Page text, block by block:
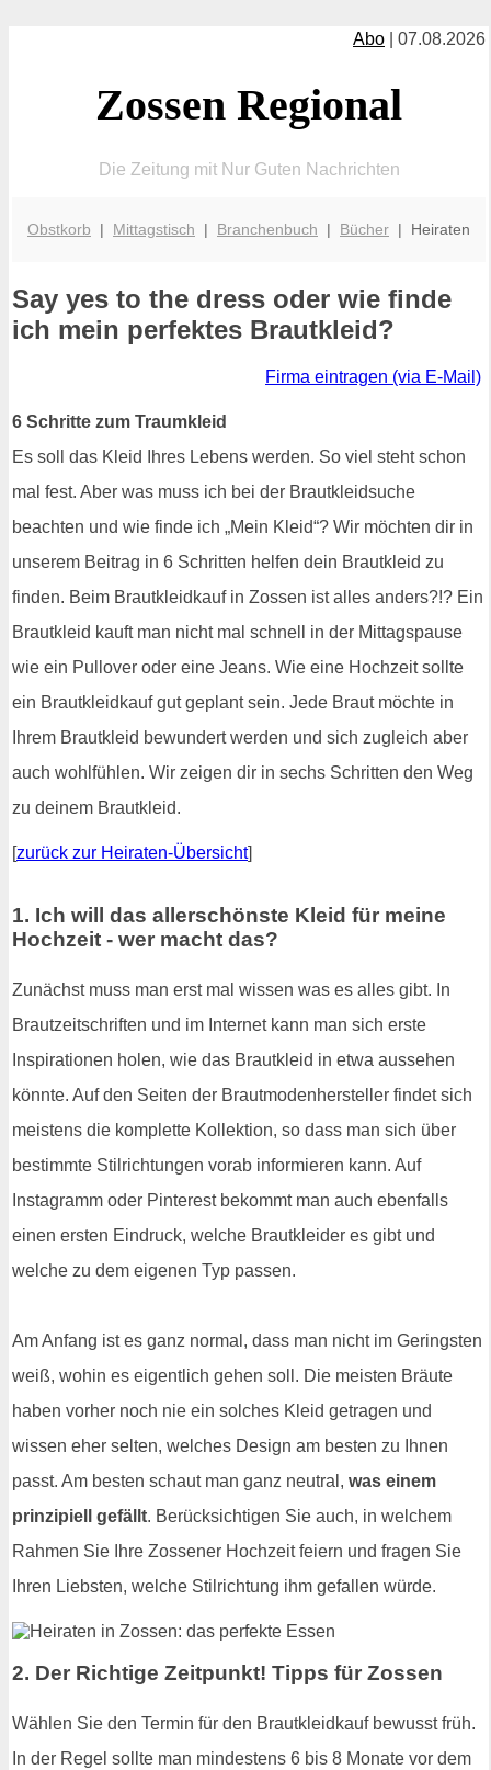
Abo | 07.08.2026
Zossen Regional
Die Zeitung mit Nur Guten Nachrichten
Obstkorb | Mittagstisch | Branchenbuch | Bücher | Heiraten
Say yes to the dress oder wie finde
ich mein perfektes Brautkleid?
Firma eintragen (via E-Mail)
6 Schritte zum Traumkleid
Es soll das Kleid Ihres Lebens werden. So viel steht schon
mal fest. Aber was muss ich bei der Brautkleidsuche
beachten und wie finde ich „Mein Kleid“? Wir möchten dir in
unserem Beitrag in 6 Schritten helfen dein Brautkleid zu
finden. Beim Brautkleidkauf in Zossen ist alles anders?!? Ein
Brautkleid kauft man nicht mal schnell in der Mittagspause
wie ein Pullover oder eine Jeans. Wie eine Hochzeit sollte
ein Brautkleidkauf gut geplant sein. Jede Braut möchte in
Ihrem Brautkleid bewundert werden und sich zugleich aber
auch wohlfühlen. Wir zeigen dir in sechs Schritten den Weg
zu deinem Brautkleid.
[zurück zur Heiraten-Übersicht]
1. Ich will das allerschönste Kleid für meine
Hochzeit - wer macht das?
Zunächst muss man erst mal wissen was es alles gibt. In
Brautzeitschriften und im Internet kann man sich erste
Inspirationen holen, wie das Brautkleid in etwa aussehen
könnte. Auf den Seiten der Brautmodenhersteller findet sich
meistens die komplette Kollektion, so dass man sich über
bestimmte Stilrichtungen vorab informieren kann. Auf
Instagramm oder Pinterest bekommt man auch ebenfalls
einen ersten Eindruck, welche Brautkleider es gibt und
welche zu dem eigenen Typ passen.
Am Anfang ist es ganz normal, dass man nicht im Geringsten
weiß, wohin es eigentlich gehen soll. Die meisten Bräute
haben vorher noch nie ein solches Kleid getragen und
wissen eher selten, welches Design am besten zu Ihnen
passt. Am besten schaut man ganz neutral, was einem
prinzipiell gefällt. Berücksichtigen Sie auch, in welchem
Rahmen Sie Ihre Zossener Hochzeit feiern und fragen Sie
Ihren Liebsten, welche Stilrichtung ihm gefallen würde.
2. Der Richtige Zeitpunkt! Tipps für Zossen
Wählen Sie den Termin für den Brautkleidkauf bewusst früh.
In der Regel sollte man mindestens 6 bis 8 Monate vor dem